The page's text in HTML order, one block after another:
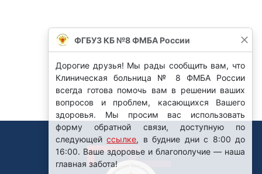
ФГБУЗ КБ №8 ФМБА России
Дорогие друзья! Мы рады сообщить вам, что
Клиническая больница № 8 ФМБА России
всегда готова помочь вам в решении ваших
вопросов и проблем, касающихся Вашего
здоровья. Мы просим вас использовать
форму обратной связи, доступную по
следующейссылке, в будние дни с 8:00 до
16:00. Ваше здоровье и благополучие — наша
главная забота!